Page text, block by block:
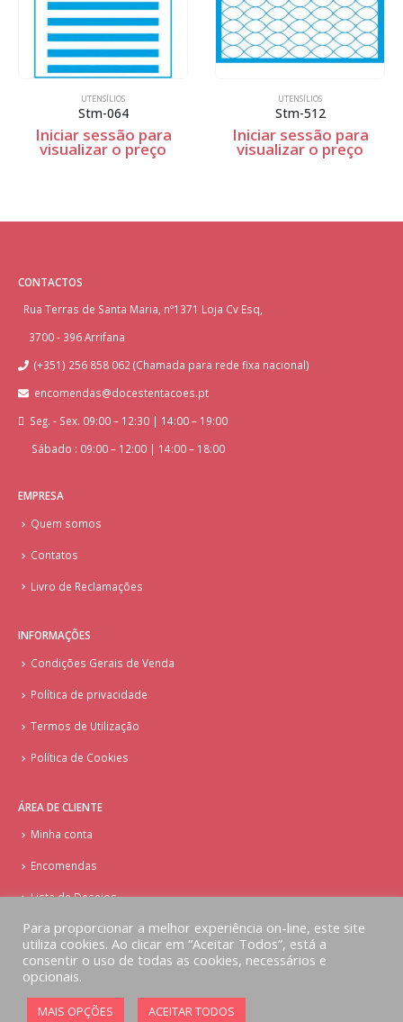
UTENSÍLIOS
Stm-064
Iniciar sessão para
visualizar o preço
UTENSÍLIOS
Stm-512
Iniciar sessão para
visualizar o preço
CONTACTOS
Rua Terras de Santa Maria, nº1371 Loja Cv Esq,
3700 - 396 Arrifana
(+351) 256 858 062 (Chamada para rede fixa nacional)
encomendas@docestentacoes.pt
Seg. - Sex. 09:00 – 12:30 | 14:00 – 19:00
Sábado : 09:00 – 12:00 | 14:00 – 18:00
EMPRESA
Quem somos
Contatos
Livro de Reclamações
INFORMAÇÕES
Condições Gerais de Venda
Política de privacidade
Termos de Utilização
Política de Cookies
ÁREA DE CLIENTE
Minha conta
Encomendas
Lista de Desejos
© Copyright - Doces Tentações - Cake Design
Implementado por AlbergueDigital.com
Para proporcionar a melhor experiência on-line, este site
utiliza cookies. Ao clicar em “Aceitar Todos”, está a
consentir o uso de todas as cookies, necessários e
opcionais.
MAIS OPÇÕES ACEITAR TODOS